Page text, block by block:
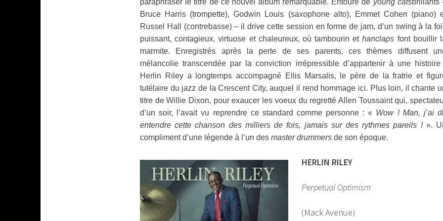
paraphraser le titre de ce nouvel album remarquable. Entouré de young catsbrillants
Bruce Harris (trompette), Godwin Louis (saxophone alto), Emmet Cohen (piano)
Russel Hall (contrebasse) – il drive cette session en forme de jam, d’un swing à la
puissant, contagieux, virtuose et chaleureux, où tambourin ethanclaps font bouillir
marmite. Enregistrés après la perte de ses parents, ces thèmes diffusent
mélancolie transcendée par la conviction irrépressible d’appartenir à une histoire
Herlin Riley a longtemps accompagné Ellis Marsalis, le père de la fratrie et
tutélaire du jazz de la Crescent City, auquel il rend hommage ici. Plus loin, il chante
titre de Willie Dixon, pour exaucer les voeux du regretté Allen Toussaint qui,
d’un soir, l’avait vu reprendre ce standard comme personne : « Wow ! Man, j’ai
entendre cette chanson des milliers de fois, jamais sur des rythmes pareils ! ».
compliment d’une légende à l’un des master drummers de son époque.
HERLIN RILEY
Perpetual Optimism
(Mack Avenue)